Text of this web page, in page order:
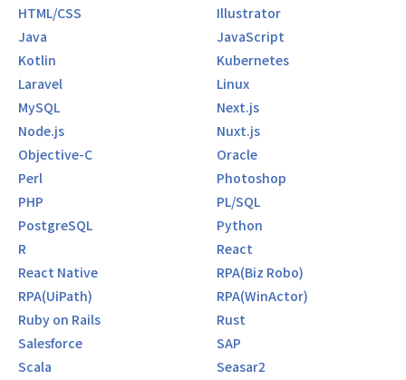
HTML/CSS
Illustrator
Java
JavaScript
Kotlin
Kubernetes
Laravel
Linux
MySQL
Next.js
Node.js
Nuxt.js
Objective-C
Oracle
Perl
Photoshop
PHP
PL/SQL
PostgreSQL
Python
R
React
React Native
RPA(Biz Robo)
RPA(UiPath)
RPA(WinActor)
Ruby on Rails
Rust
Salesforce
SAP
Scala
Seasar2